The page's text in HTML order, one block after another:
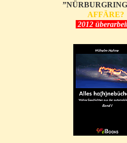
”NÜRBURGRING
AFFÄRE?
2012